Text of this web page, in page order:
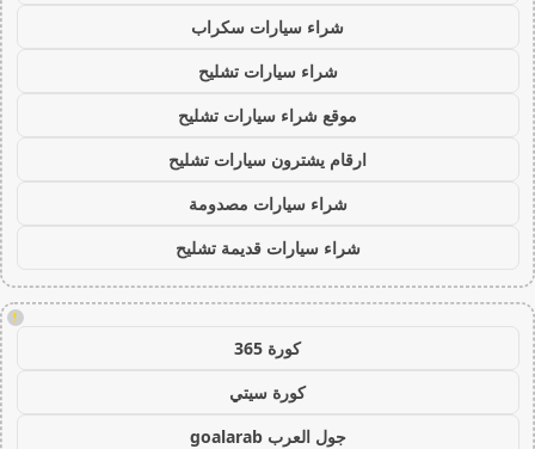
شراء سيارات سكراب
شراء سيارات تشليح
موقع شراء سيارات تشليح
ارقام يشترون سيارات تشليح
شراء سيارات مصدومة
شراء سيارات قديمة تشليح
!
كورة 365
كورة سيتي
جول العرب goalarab